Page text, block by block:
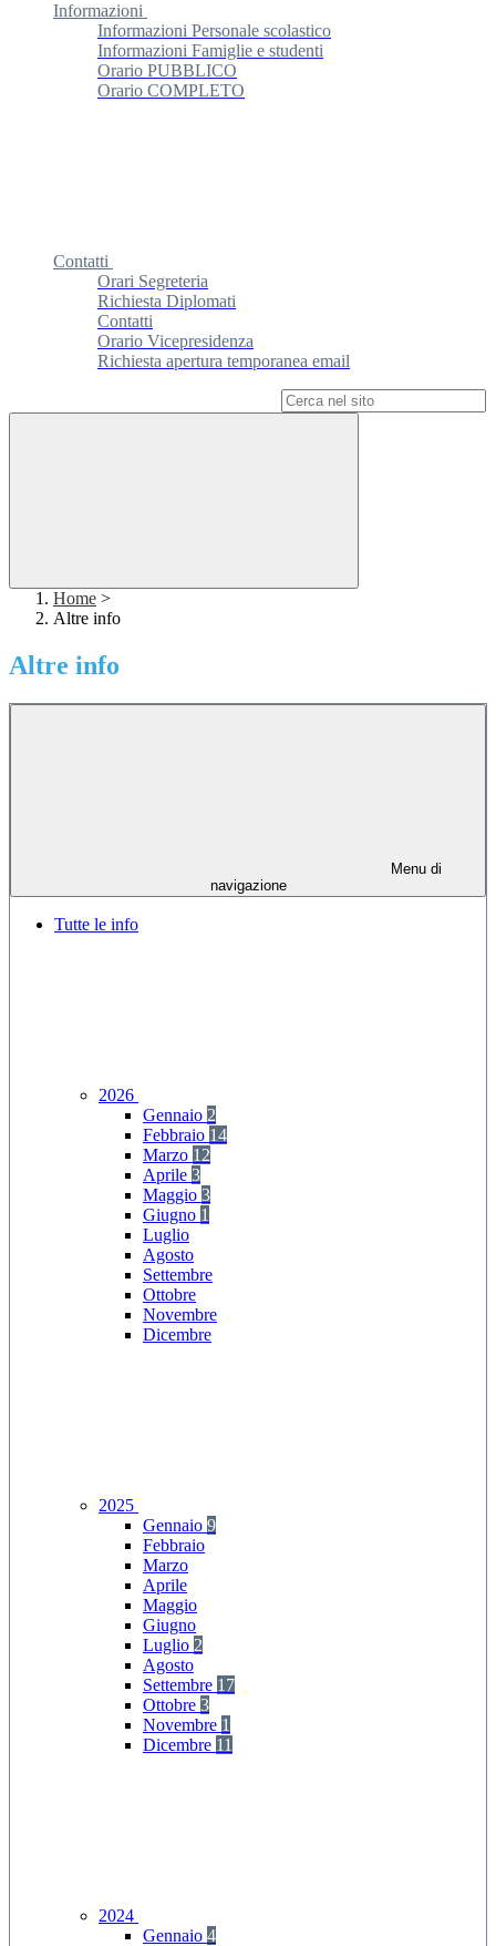
Informazioni
Informazioni Personale scolastico
Informazioni Famiglie e studenti
Orario PUBBLICO
Orario COMPLETO
Contatti
Orari Segreteria
Richiesta Diplomati
Contatti
Orario Vicepresidenza
Richiesta apertura temporanea email
Home >
Altre info
Altre info
Menu di
navigazione
Tutte le info
2026
Gennaio 2
Febbraio 14
Marzo 12
Aprile 3
Maggio 3
Giugno 1
Luglio
Agosto
Settembre
Ottobre
Novembre
Dicembre
2025
Gennaio 9
Febbraio
Marzo
Aprile
Maggio
Giugno
Luglio 2
Agosto
Settembre 17
Ottobre 3
Novembre 1
Dicembre 11
2024
Gennaio 4